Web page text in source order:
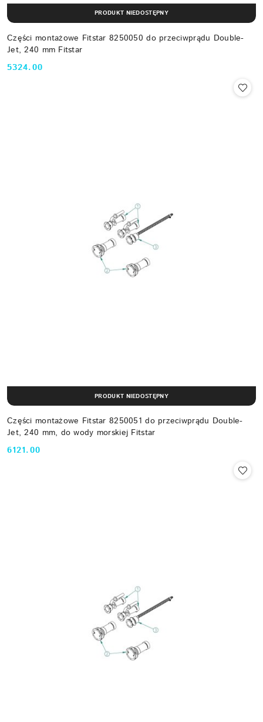
Części montażowe Fitstar 8250050 do przeciwprądu Double-
Jet, 240 mm Fitstar
Cena:
5324.00
PRODUKT NIEDOSTĘPNY
Części montażowe Fitstar 8250051 do przeciwprądu Double-
Jet, 240 mm, do wody morskiej Fitstar
Cena:
6121.00
PRODUKT NIEDOSTĘPNY